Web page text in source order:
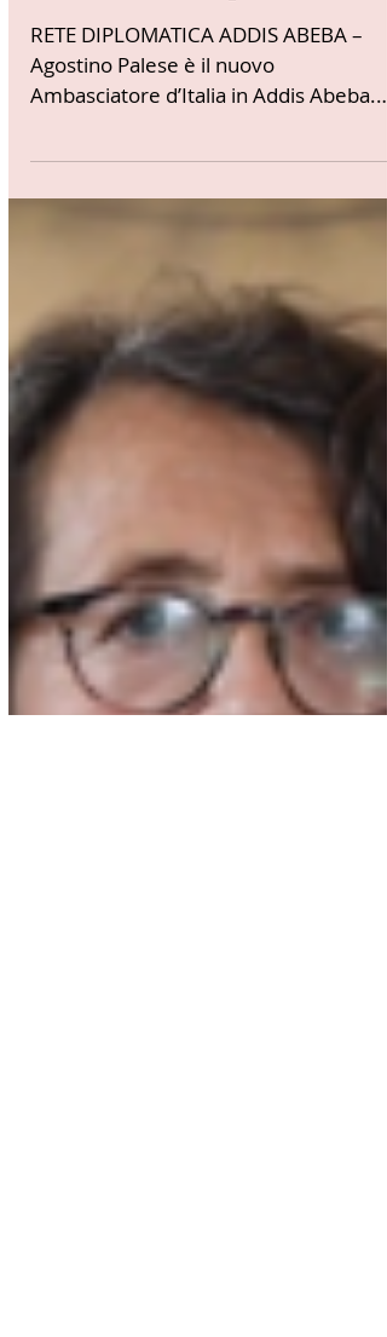
Agostino Palese è il
nuovo Ambasciatore
d’Italia in Etiopia
Ambasciatore d’Italia in Addis Abeba.
Agostino Palese, nato a Roma l’11
luglio...